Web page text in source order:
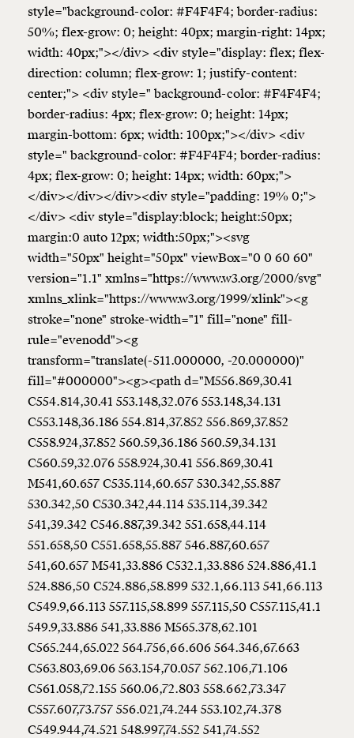
style="background-color: #F4F4F4; border-radius:
50%; flex-grow: 0; height: 40px; margin-right: 14px;
width: 40px;"></div> <div style="display: flex; flex-
direction: column; flex-grow: 1; justify-content:
center;"> <div style=" background-color: #F4F4F4;
border-radius: 4px; flex-grow: 0; height: 14px;
margin-bottom: 6px; width: 100px;"></div> <div
style=" background-color: #F4F4F4; border-radius:
4px; flex-grow: 0; height: 14px; width: 60px;">
</div></div></div><div style="padding: 19% 0;">
</div> <div style="display:block; height:50px;
margin:0 auto 12px; width:50px;"><svg
width="50px" height="50px" viewBox="0 0 60 60"
version="1.1" xmlns="https://www.w3.org/2000/svg"
xmlns_xlink="https://www.w3.org/1999/xlink"><g
stroke="none" stroke-width="1" fill="none" fill-
rule="evenodd"><g
transform="translate(-511.000000, -20.000000)"
fill="#000000"><g><path d="M556.869,30.41
C554.814,30.41 553.148,32.076 553.148,34.131
C553.148,36.186 554.814,37.852 556.869,37.852
C558.924,37.852 560.59,36.186 560.59,34.131
C560.59,32.076 558.924,30.41 556.869,30.41
M541,60.657 C535.114,60.657 530.342,55.887
530.342,50 C530.342,44.114 535.114,39.342
541,39.342 C546.887,39.342 551.658,44.114
551.658,50 C551.658,55.887 546.887,60.657
541,60.657 M541,33.886 C532.1,33.886 524.886,41.1
524.886,50 C524.886,58.899 532.1,66.113 541,66.113
C549.9,66.113 557.115,58.899 557.115,50 C557.115,41.1
549.9,33.886 541,33.886 M565.378,62.101
C565.244,65.022 564.756,66.606 564.346,67.663
C563.803,69.06 563.154,70.057 562.106,71.106
C561.058,72.155 560.06,72.803 558.662,73.347
C557.607,73.757 556.021,74.244 553.102,74.378
C549.944,74.521 548.997,74.552 541,74.552